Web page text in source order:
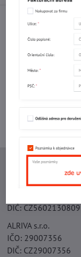
Facebook
Ing. Vojtěch
DIČ: CZ5602130809
ALRIVA s.r.o.
IČO: 29007356
DIČ: CZ29007356